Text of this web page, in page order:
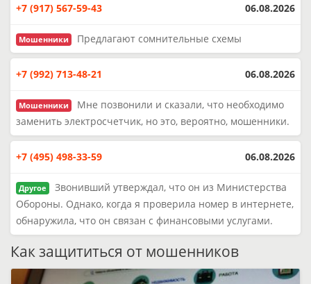
+7 (917) 567-59-43 06.08.2026
Мошенники Предлагают сомнительные схемы
+7 (992) 713-48-21 06.08.2026
Мошенники
Мне позвонили и сказали, что необходимо
заменить электросчетчик, но это, вероятно, мошенники.
+7 (495) 498-33-59 06.08.2026
Другое
Звонивший утверждал, что он из Министерства
Обороны. Однако, когда я проверила номер в интернете,
обнаружила, что он связан с финансовыми услугами.
Как защититься от мошенников